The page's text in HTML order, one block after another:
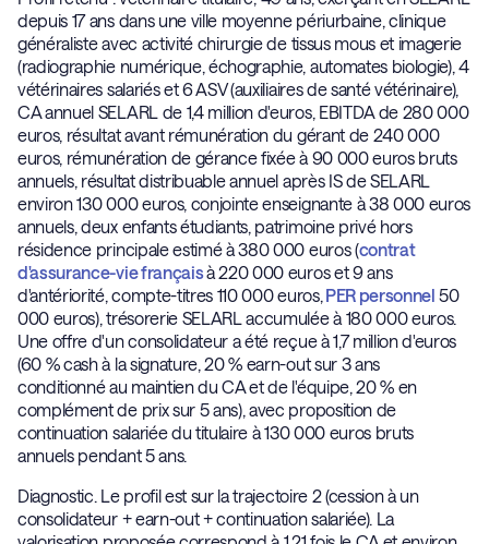
depuis 17 ans dans une ville moyenne périurbaine, clinique
généraliste avec activité chirurgie de tissus mous et imagerie
(radiographie numérique, échographie, automates biologie), 4
vétérinaires salariés et 6 ASV (auxiliaires de santé vétérinaire),
CA annuel SELARL de 1,4 million d'euros, EBITDA de 280 000
euros, résultat avant rémunération du gérant de 240 000
euros, rémunération de gérance fixée à 90 000 euros bruts
annuels, résultat distribuable annuel après IS de SELARL
environ 130 000 euros, conjointe enseignante à 38 000 euros
annuels, deux enfants étudiants, patrimoine privé hors
résidence principale estimé à 380 000 euros (contrat
d'assurance-vie françaisà 220 000 euros et 9 ans
d'antériorité, compte-titres 110 000 euros, PER personnel 50
000 euros), trésorerie SELARL accumulée à 180 000 euros.
Une offre d'un consolidateur a été reçue à 1,7 million d'euros
(60 % cash à la signature, 20 % earn-out sur 3 ans
conditionné au maintien du CA et de l'équipe, 20 % en
complément de prix sur 5 ans), avec proposition de
continuation salariée du titulaire à 130 000 euros bruts
annuels pendant 5 ans.
Diagnostic. Le profil est sur la trajectoire 2 (cession à un
consolidateur + earn-out + continuation salariée). La